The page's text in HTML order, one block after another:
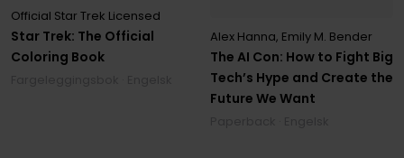
Star Trek: The Official
Coloring Book
Official Star Trek Licensed
The AI Con: How to Fight Big
Tech’s Hype and Create the
Future We Want
Alex Hanna, Emily M. Bender